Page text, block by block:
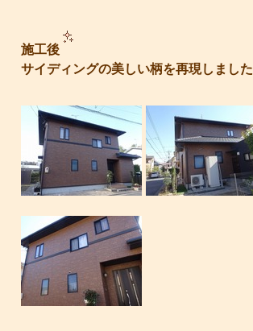
施工後
サイディングの美しい柄を再現しました